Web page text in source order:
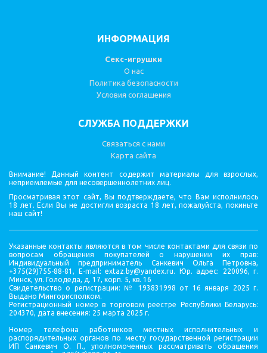
ИНФОРМАЦИЯ
Секс-игрушки
О нас
Политика безопасности
Условия соглашения
СЛУЖБА ПОДДЕРЖКИ
Связаться с нами
Карта сайта
Внимание! Данный контент содержит материалы для взрослых,
неприемлемые для несовершеннолетних лиц.
Просматривая этот сайт, Вы подтверждаете, что Вам исполнилось
18 лет. Если Вы не достигли возраста 18 лет, пожалуйста, покиньте
наш сайт!
Указанные контакты являются в том числе контактами для связи по
вопросам обращения покупателей о нарушении их прав:
Индивидуальный предприниматель Санкевич Ольга Петровна,
+375(29)755-88-81, E-mail: extaz.by@yandex.ru. Юр. адрес: 220096, г.
Минск, ул. Голодеда, д. 17, корп. 5, кв. 16
Cвидетельство о регистрации: № 193831998 от 16 января 2025 г.
Выдано Мингорисполком.
Регистрационный номер в торговом реестре Республики Беларусь:
204370, дата внесения: 25 марта 2025 г.
Номер телефона работников местных исполнительных и
распорядительных органов по месту государственной регистрации
ИП Санкевич О. П., уполномоченных рассматривать обращения